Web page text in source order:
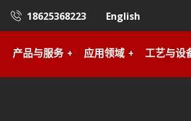
18625368223 English
产品与服务 应用领域 工艺与设